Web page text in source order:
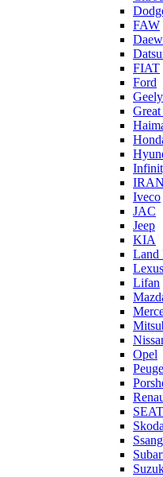
FAW
FIAT
Ford
Geely
Iveco
JAC
Jeep
KIA
Land
Lexus
Lifan
Opel
SEAT
Skoda